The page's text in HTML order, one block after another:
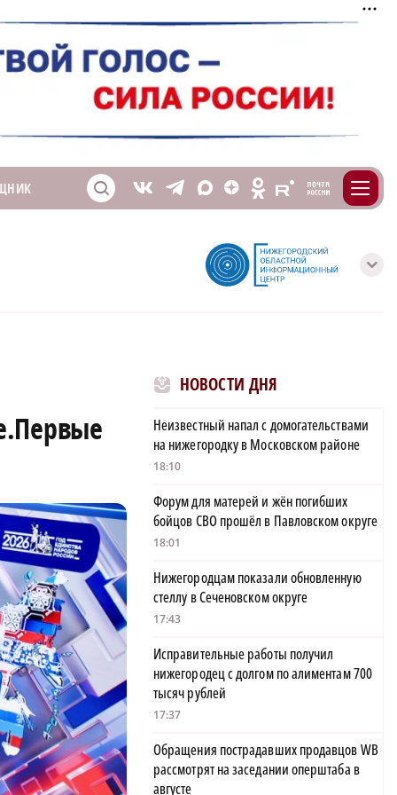
S V T X Z O E m
с
НОВОСТИ ДНЯ
Неизвестный напал с домогательствами
на нижегородку в Московском районе
18:10
Форум для матерей и жён погибших
бойцов СВО прошёл в Павловском округе
18:01
Нижегородцам показали обновленную
стеллу в Сеченовском округе
17:43
Исправительные работы получил
нижегородец с долгом по алиментам 700
тысяч рублей
17:37
Обращения пострадавших продавцов WB
рассмотрят на заседании оперштаба в
августе